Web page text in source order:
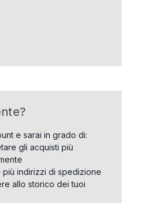
e sarai in grado di:
gli acquisti più
più indirizzi di spedizione
allo storico dei tuoi